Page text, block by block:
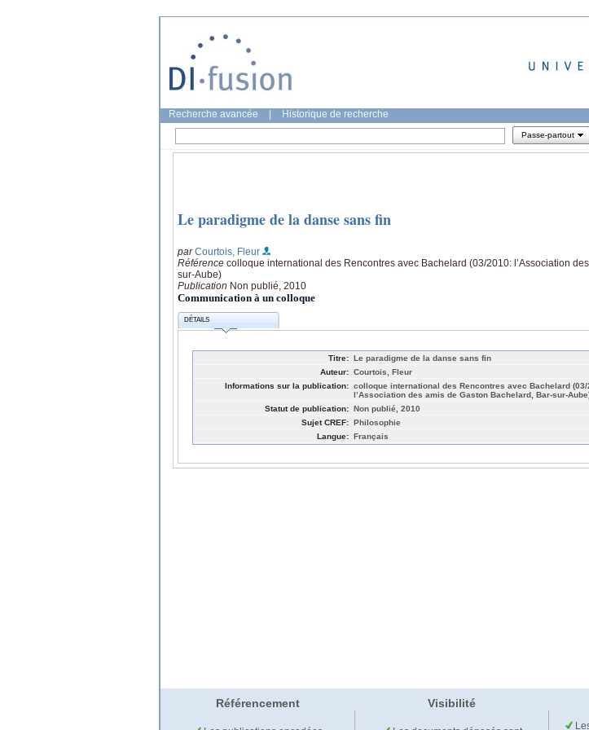
Recherche avancée Historique de recherche
Passe-partout
Le paradigme de la danse sans fin
parCourtois, Fleur
Référence colloque international des Rencontres avec Bachelard (03/2010: l’Association
sur-Aube)
Publication Non publié, 2010
Communication à un colloque
DÉTAILS
Titre: Le paradigme de la danse sans fin
Auteur: Courtois, Fleur
Informations sur la publication: colloque international des Rencontres avec Bachelard (03/
l’Association des amis de Gaston Bachelard, Bar-sur-
Statut de publication: Non publié, 2010
Sujet CREF: Philosophie
Langue: Français
Référencement Visibilité